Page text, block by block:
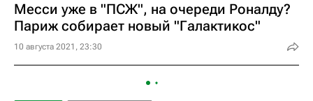
Месси уже в "ПСЖ", на очереди Роналду?
Париж собирает новый "Галактикос"
10 августа 2021, 23:30